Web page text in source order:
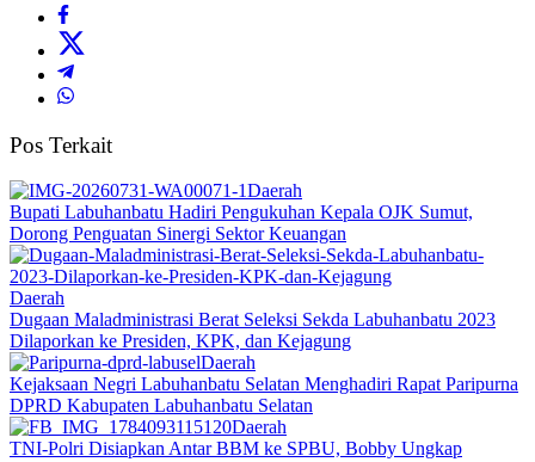
Pos Terkait
Daerah
Bupati Labuhanbatu Hadiri Pengukuhan Kepala OJK Sumut,
Dorong Penguatan Sinergi Sektor Keuangan
Daerah
Dugaan Maladministrasi Berat Seleksi Sekda Labuhanbatu 2023
Dilaporkan ke Presiden, KPK, dan Kejagung
Daerah
Kejaksaan Negri Labuhanbatu Selatan Menghadiri Rapat Paripurna
DPRD Kabupaten Labuhanbatu Selatan
Daerah
TNI-Polri Disiapkan Antar BBM ke SPBU, Bobby Ungkap